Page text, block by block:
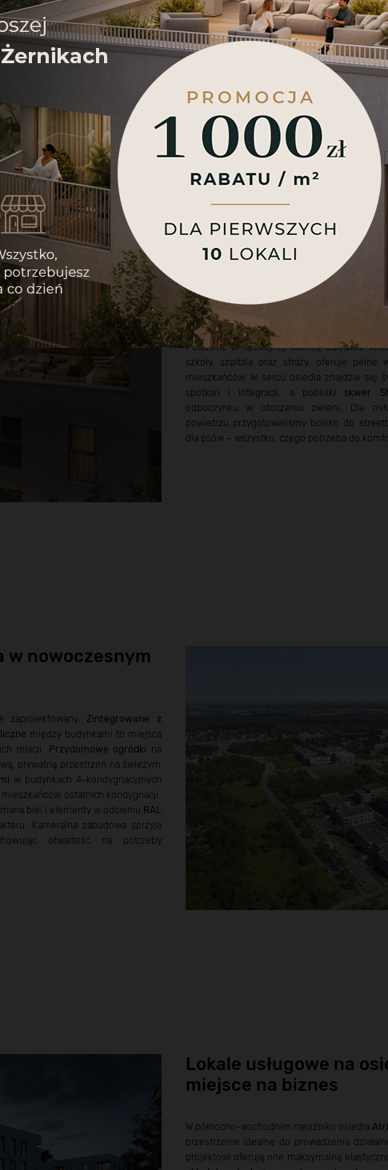
i subtelne odcienie szarości, z
nadają harmonijny charakter
lokale usługowe, które tworzą
integracji mieszkańców.
Pobierz katalog inwestycji
Bezpieczny dom –
od codziennych
Nasze osiedle tokomfort
Położone w spokojnej okolicy, zaledwie
szkoły, szpitala oraz straży, oferuje pełne
mieszkańców. W sercu osiedla znajdzie się
spotkań i integracji, a pobliski skwer
odpoczynku w otoczeniu zieleni. Dla
powietrzu przygotowaliśmy boisko do
dla psów – wszystko, czego potrzeba do
w nowoczesnym
zaprojektowany. Zintegrowane z
między budynkami to miejsca
relacji. Przydomowe ogródki na
prywatną przestrzeń na świeżym
w budynkach 4-kondygnacyjnych
ostatnich kondygnacji.
biel i elementy w odcieniu RAL
Kameralna zabudowa sprzyja
otwartość na potrzeby
Lokale usługowe na
miejsce na biznes
W północno-wschodnim narożniku osiedla
przestrzenie idealne do prowadzenia
projektowi oferują one maksymalną
W naszym serwisie używamy plików cookie dla
zapewnienia prawidłowego działania, oferowania funkcji
społecznościowych, analizy ruchu i prowadzenia działań
marketingowych, zapamiętując Twoje preferencje i
powtarzając wizyty. Klikając „Akceptuj wszystko”,
wyrażasz zgodę na użycie WSZYSTKICH plików cookie.
Możesz jednak nimi samodzielnie zarządzać, klikając w
„Ustawienia plików cookie”, aby wyrazić kontrolowaną
zgodę.
Ustawienia plików cookie